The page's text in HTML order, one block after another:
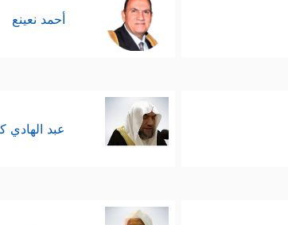
أحمد نعينع
عبد الهادي